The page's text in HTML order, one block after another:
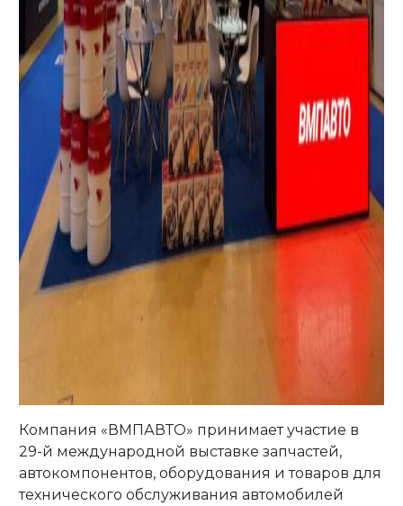
Компания «ВМПАВТО» принимает участие в
29-й международной выставке запчастей,
автокомпонентов, оборудования и товаров для
технического обслуживания автомобилей